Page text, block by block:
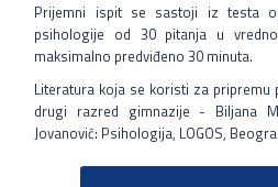
Prijemni ispit se sastoji iz testa
psihologije od 30 pitanja u
maksimalno predviđeno 30 minuta.
Literatura koja se koristi za pripremu
drugi razred gimnazije - Biljana
Jovanović: Psihologija, LOGOS,